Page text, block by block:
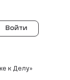
Войти
к Делу»